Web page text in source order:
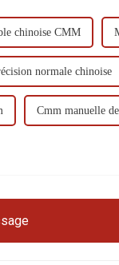
chinoise CMM
normale chinoise
Cmm manuelle